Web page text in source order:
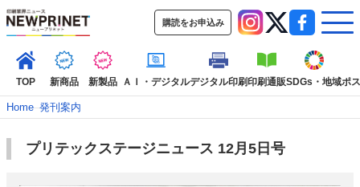
購読をお申込み
TOP 新商品 新製品 ＡＩ・デジタルデジタル印刷印刷通販SDGs・地域ポ
インデックス
Home–発刊案内
プリテックステージニュース 12月5日号